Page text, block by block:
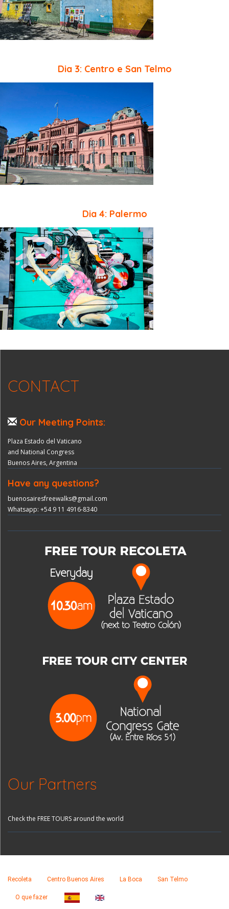
Dia 3: Centro e San Telmo
Dia 4: Palermo
CONTACT
Our Meeting Points:
Plaza Estado del Vaticano
and National Congress
Buenos Aires, Argentina
Have any questions?
buenosairesfreewalks@gmail.com
Whatsapp: +54 9 11 4916-8340
Our Partners
Check the FREE TOURS around the world
Recoleta Centro Buenos Aires La Boca San Telmo
O que fazer